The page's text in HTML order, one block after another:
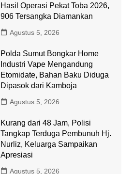
Hasil Operasi Pekat Toba 2026,
906 Tersangka Diamankan
Agustus 5, 2026
Polda Sumut Bongkar Home
Industri Vape Mengandung
Etomidate, Bahan Baku Diduga
Dipasok dari Kamboja
Agustus 5, 2026
Kurang dari 48 Jam, Polisi
Tangkap Terduga Pembunuh Hj.
Nurliz, Keluarga Sampaikan
Apresiasi
Agustus 5, 2026